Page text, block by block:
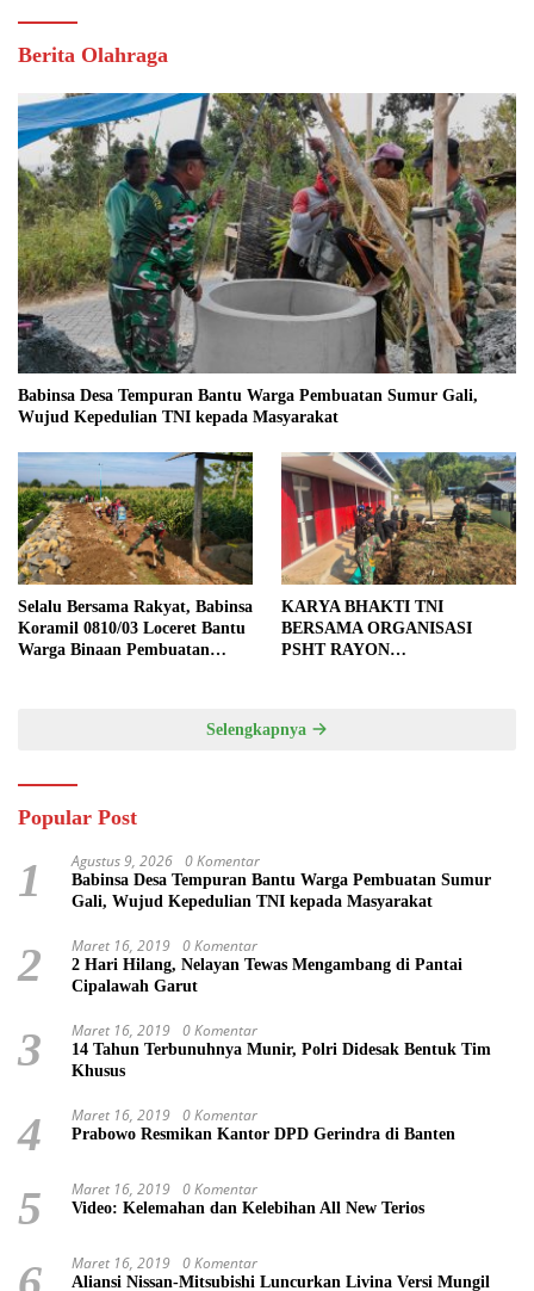
Berita Olahraga
Babinsa Desa Tempuran Bantu Warga Pembuatan Sumur Gali,
Wujud Kepedulian TNI kepada Masyarakat
Selalu Bersama Rakyat, Babinsa
Koramil 0810/03 Loceret Bantu
Warga Binaan Pembuatan
KARYA BHAKTI TNI
BERSAMA ORGANISASI
PSHT RAYON
KEMANUNGGALAN TNI-
Selengkapnya
Popular Post
1 Agustus 9, 2026 0 Komentar
Babinsa Desa Tempuran Bantu Warga Pembuatan Sumur
Gali, Wujud Kepedulian TNI kepada Masyarakat
2 Maret 16, 2019 0 Komentar
2 Hari Hilang, Nelayan Tewas Mengambang di Pantai
Cipalawah Garut
3 Maret 16, 2019 0 Komentar
14 Tahun Terbunuhnya Munir, Polri Didesak Bentuk Tim
Khusus
4 Maret 16, 2019 0 Komentar
Prabowo Resmikan Kantor DPD Gerindra di Banten
5 Maret 16, 2019 0 Komentar
Video: Kelemahan dan Kelebihan All New Terios
Maret 16, 2019 0 Komentar
Aliansi Nissan-Mitsubishi Luncurkan Livina Versi Mungil